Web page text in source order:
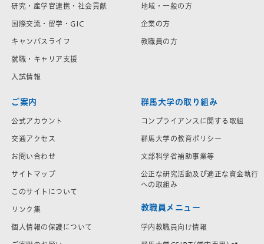
研究・産学官連携・社会貢献
国際交流・留学・GIC
キャンパスライフ
就職・キャリア支援
入試情報
地域・一般の方
企業の方
教職員の方
ご案内
公式アカウント
交通アクセス
お問い合わせ
サイトマップ
このサイトについて
リンク集
個人情報の保護について
群馬大学の取り組み
コンプライアンスに関する取組
群馬大学の教育ポリシー
文部科学省補助事業等
公正な研究活動及び適正な資金執行
への取組み
教職員メニュー
学内教職員向け情報